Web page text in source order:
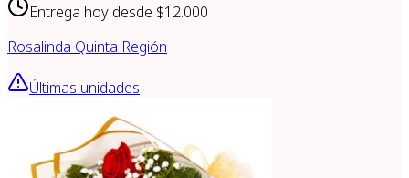
Entrega hoy desde $12.000
Rosalinda Quinta Región
Últimas unidades